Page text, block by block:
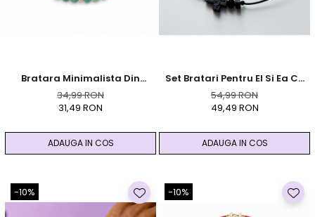
Bratara Minimalista Din
Aventurin Verde
34,99 RON
31,49 RON
ADAUGA IN COS
Set Bratari Pentru El Si Ea Cu
Turmalina Neagra Si
Cruciulita Din Lava Vulcanica
54,99 RON
49,49 RON
ADAUGA IN COS
-10% -10%